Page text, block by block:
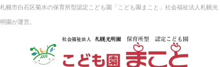
札幌市白石区菊水の保育所型認定こども園「こども園まこと」社会福祉法人札幌光
明園が運営。